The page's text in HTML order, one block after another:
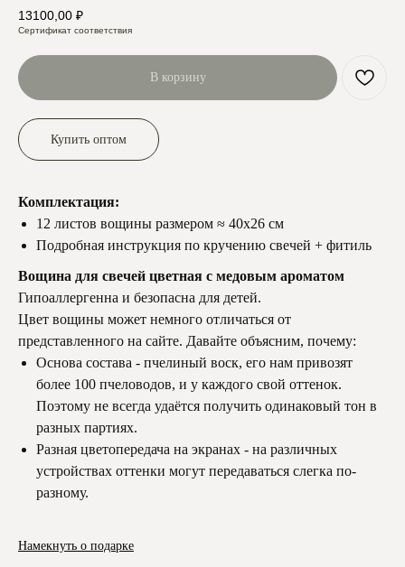
13100,00 ₽
Сертификат соответствия
В корзину
Купить оптом
Комплектация:
12 листов вощины размером ≈ 40х26 см
Подробная инструкция по кручению свечей + фитиль
Вощина для свечей цветная с медовым ароматом
Гипоаллергенна и безопасна для детей.
Цвет вощины может немного отличаться от
представленного на сайте. Давайте объясним, почему:
Основа состава - пчелиный воск, его нам привозят
более 100 пчеловодов, и у каждого свой оттенок.
Поэтому не всегда удаётся получить одинаковый тон в
разных партиях.
Разная цветопередача на экранах - на различных
устройствах оттенки могут передаваться слегка по-
разному.
Намекнуть о подарке